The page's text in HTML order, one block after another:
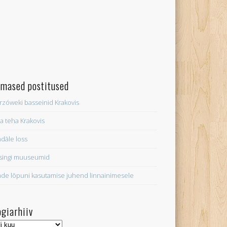
postitused
basseinid Krakovis
teha Krakovis
loss
muuseumid
lõpuni kasutamise juhend linnainimesele